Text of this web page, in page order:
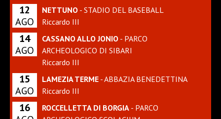
12
AGO
NETTUNO - STADIO DEL BASEBALL
Riccardo III
14
AGO
CASSANO ALLO JONIO - PARCO
ARCHEOLOGICO DI SIBARI
Riccardo III
15
AGO
LAMEZIA TERME - ABBAZIA BENEDETTINA
Riccardo III
16
ROCCELLETTA DI BORGIA - PARCO